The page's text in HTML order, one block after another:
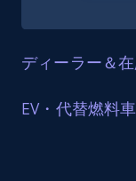
7.4K+
ディーラー＆
ディーラーの
EV・代替燃料